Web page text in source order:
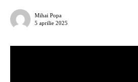
Mihai Popa
5 aprilie 2025